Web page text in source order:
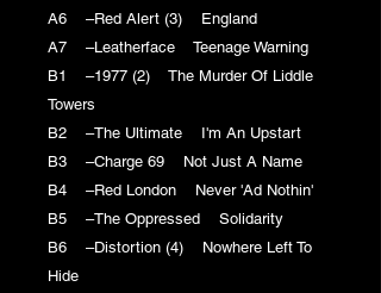
A6 –Red Alert (3) England
A7 –Leatherface Teenage Warning
B1 –1977 (2) The Murder Of Liddle
Towers
B2 –The Ultimate I'm An Upstart
B3 –Charge 69 Not Just A Name
B4 –Red London Never 'Ad Nothin'
B5 –The Oppressed Solidarity
B6 –Distortion (4) Nowhere Left To
Hide